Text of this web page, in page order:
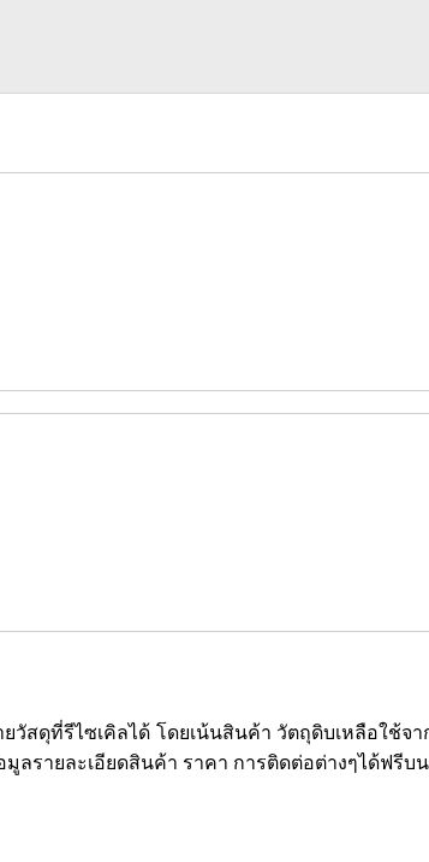
ยวัสดุที่รีไซเคิลได้ โดยเน้นสินค้า วัตถุดิบเหลือใ
ลรายละเอียดสินค้า ราคา การติดต่อต่างๆได้ฟรีบ